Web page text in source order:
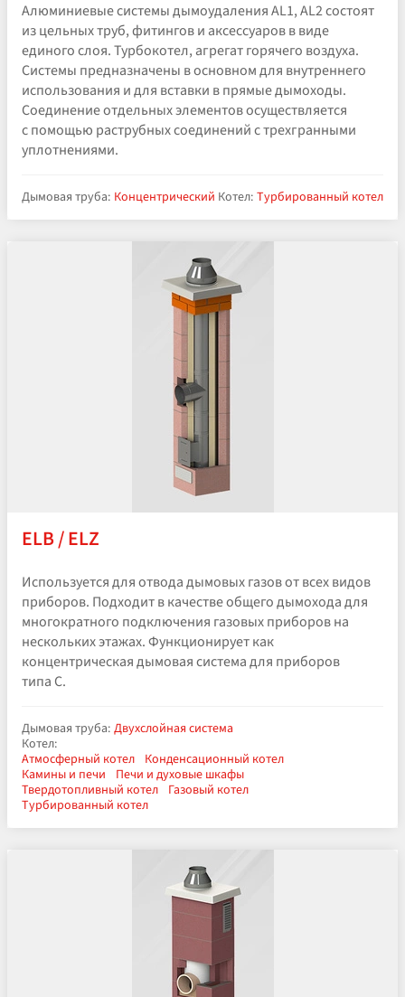
Алюминиевые системы дымоудаления AL1, AL2 состоят
из цельных труб, фитингов и аксессуаров в виде
единого слоя. Турбокотел, агрегат горячего воздуха.
Системы предназначены в основном для внутреннего
использования и для вставки в прямые дымоходы.
Соединение отдельных элементов осуществляется
с помощью раструбных соединений с трехгранными
уплотнениями.
Дымовая труба: Концентрический Котел: Турбированный котел
ELB / ELZ
Используется для отвода дымовых газов от всех видов
приборов. Подходит в качестве общего дымохода для
многократного подключения газовых приборов на
нескольких этажах. Функционирует как
концентрическая дымовая система для приборов
типа C.
Дымовая труба: Двухслойная система
Котел:
Атмосферный котел Конденсационный котел
Камины и печи
Печи и духовые шкафы
Твердотопливный котел Газовый котел
Турбированный котел